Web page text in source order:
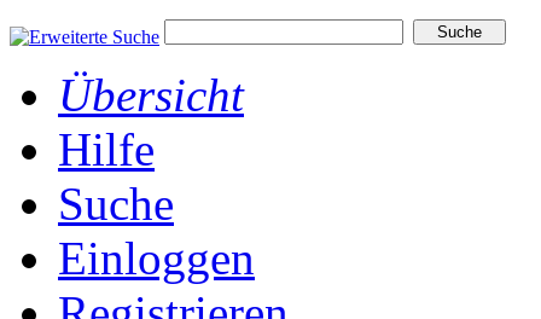
Übersicht
Hilfe
Suche
Einloggen